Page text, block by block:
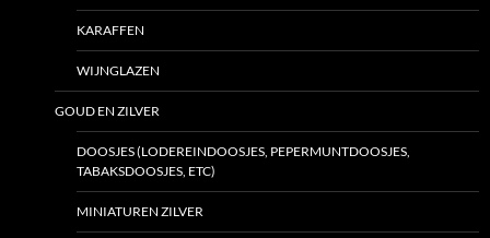
KARAFFEN
WIJNGLAZEN
GOUD EN ZILVER
DOOSJES (LODEREINDOOSJES, PEPERMUNTDOOSJES,
TABAKSDOOSJES, ETC)
MINIATUREN ZILVER